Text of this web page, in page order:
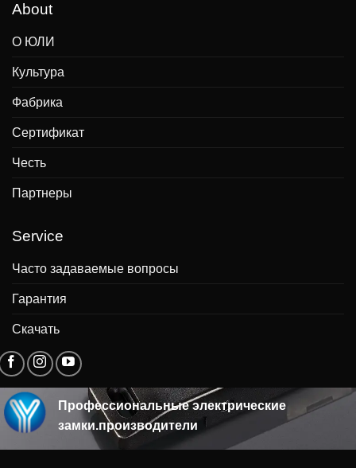
About
О ЮЛИ
Культура
Фабрика
Сертификат
Честь
Партнеры
Service
Часто задаваемые вопросы
Гарантия
Скачать
Профессиональные электрические
замки.производители